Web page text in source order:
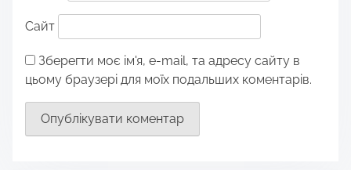
Сайт
Зберегти моє ім'я, e-mail, та адресу сайту в
цьому браузері для моїх подальших коментарів.